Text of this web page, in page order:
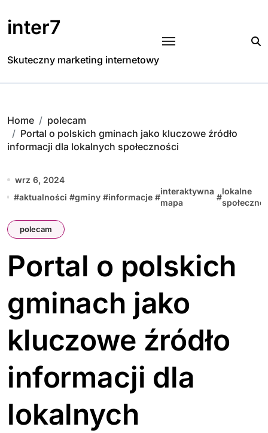
to
content
inter7
Skuteczny marketing internetowy
Home
polecam
Portal o polskich gminach jako kluczowe źródło
informacji dla lokalnych społeczności
wrz 6, 2024
#aktualności #gminy #informacje #
interaktywna
mapa
#
lokalne
polecam
Portal o polskich
gminach jako
kluczowe źródło
informacji dla
lokalnych